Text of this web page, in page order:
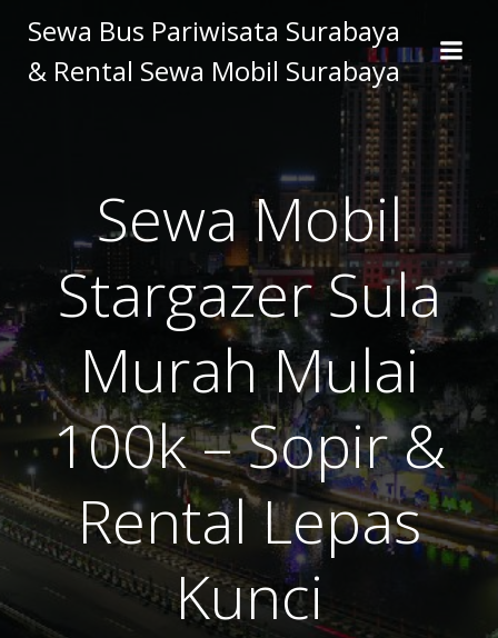
to
content
Sewa Bus Pariwisata Surabaya
& Rental Sewa Mobil Surabaya
Sewa Mobil
Stargazer Sula
Murah Mulai
100k – Sopir &
Rental Lepas
Kunci